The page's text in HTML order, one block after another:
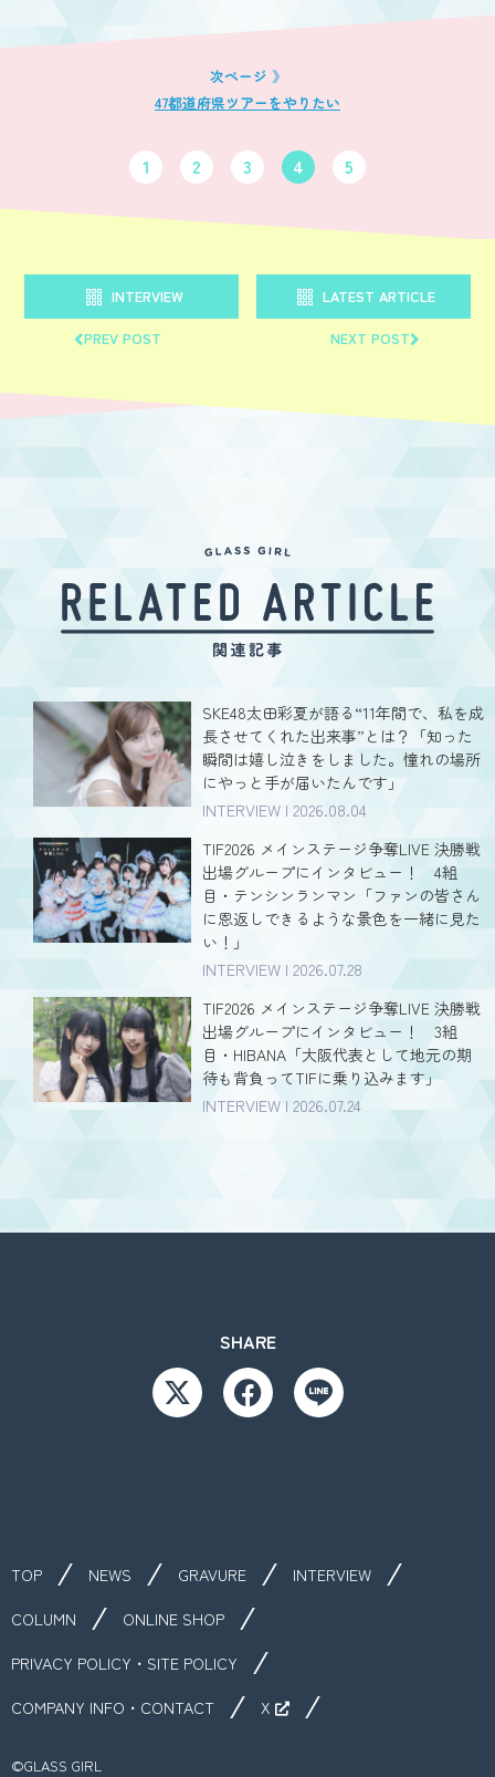
47都道府県ツアーをやりたい
1 2 3 4 5
INTERVIEW
LATEST ARTICLE
PREV POST
NEXT POST
SKE48太田彩夏が語る“11年間で、私を成
長させてくれた出来事”とは？「知った
瞬間は嬉し泣きをしました。憧れの場所
にやっと手が届いたんです」
INTERVIEW | 2026.08.04
TIF2026 メインステージ争奪LIVE 決勝戦
出場グループにインタビュー！ 4組
目・テンシンランマン「ファンの皆さん
に恩返しできるような景色を一緒に見た
い！」
INTERVIEW | 2026.07.28
TIF2026 メインステージ争奪LIVE 決勝戦
出場グループにインタビュー！ 3組
目・HIBANA「大阪代表として地元の期
待も背負ってTIFに乗り込みます」
INTERVIEW | 2026.07.24
SHARE
TOP NEWS GRAVURE
INTERVIEW
COLUMN
ONLINE SHOP
PRIVACY POLICY・SITE POLICY
COMPANY INFO・CONTACT
X
©︎GLASS GIRL